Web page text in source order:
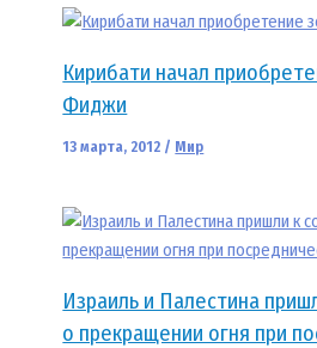
Кирибати начал
Фиджи
13 марта, 2012 / Мир
Израиль и Палестина
о прекращении огня при